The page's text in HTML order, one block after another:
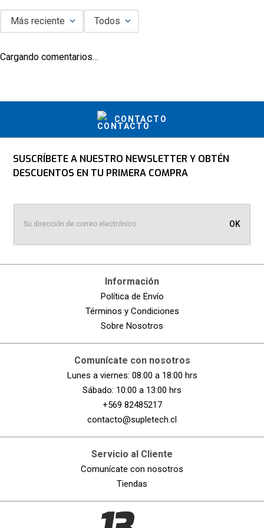
Califica el producto de 1 a 5 estrellas
Escribe un comentario
Más reciente Todos
Cargando comentarios…
CONTACTO
SUSCRÍBETE A NUESTRO NEWSLETTER Y OBTÉN
DESCUENTOS EN TU PRIMERA COMPRA
OK
Información
Política de Envío
Términos y Condiciones
Sobre Nosotros
Comunícate con nosotros
Lunes a viernes: 08:00 a 18:00 hrs
Sábado: 10:00 a 13:00 hrs
+569 82485217
contacto@supletech.cl
Servicio al Cliente
Comunícate con nosotros
Tiendas